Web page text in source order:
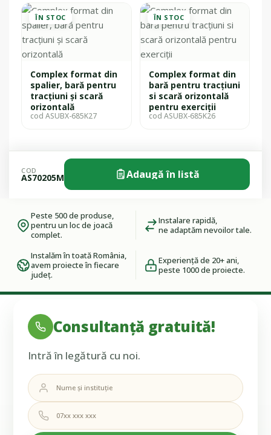
ÎN STOC
Complex format din
spalier, bară pentru
tracțiuni și scară
orizontală
cod ASUBX-685K27
ÎN STOC
Complex format din
bară pentru tracțiuni
si scară orizontală
pentru exerciții
cod ASUBX-685K26
COD
AS70205M Adaugă în listă
Peste 500 de produse,
pentru un loc de joacă
complet.
Instalare rapidă,
ne adaptăm nevoilor tale.
Instalăm în toată România,
avem proiecte în fiecare
județ.
Experiență de 20+ ani,
peste 1000 de proiecte.
Consultanță gratuită!
Intră în legătură cu noi.